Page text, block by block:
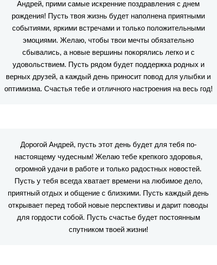
Андрей, прими самые искренние поздравления с днем
рождения! Пусть твоя жизнь будет наполнена приятными
событиями, яркими встречами и только положительными
эмоциями. Желаю, чтобы твои мечты обязательно
сбывались, а новые вершины покорялись легко и с
удовольствием. Пусть рядом будет поддержка родных и
верных друзей, а каждый день приносит повод для улыбки и
оптимизма. Счастья тебе и отличного настроения на весь год!
Дорогой Андрей, пусть этот день будет для тебя по-
настоящему чудесным! Желаю тебе крепкого здоровья,
огромной удачи в работе и только радостных новостей.
Пусть у тебя всегда хватает времени на любимое дело,
приятный отдых и общение с близкими. Пусть каждый день
открывает перед тобой новые перспективы и дарит поводы
для гордости собой. Пусть счастье будет постоянным
спутником твоей жизни!